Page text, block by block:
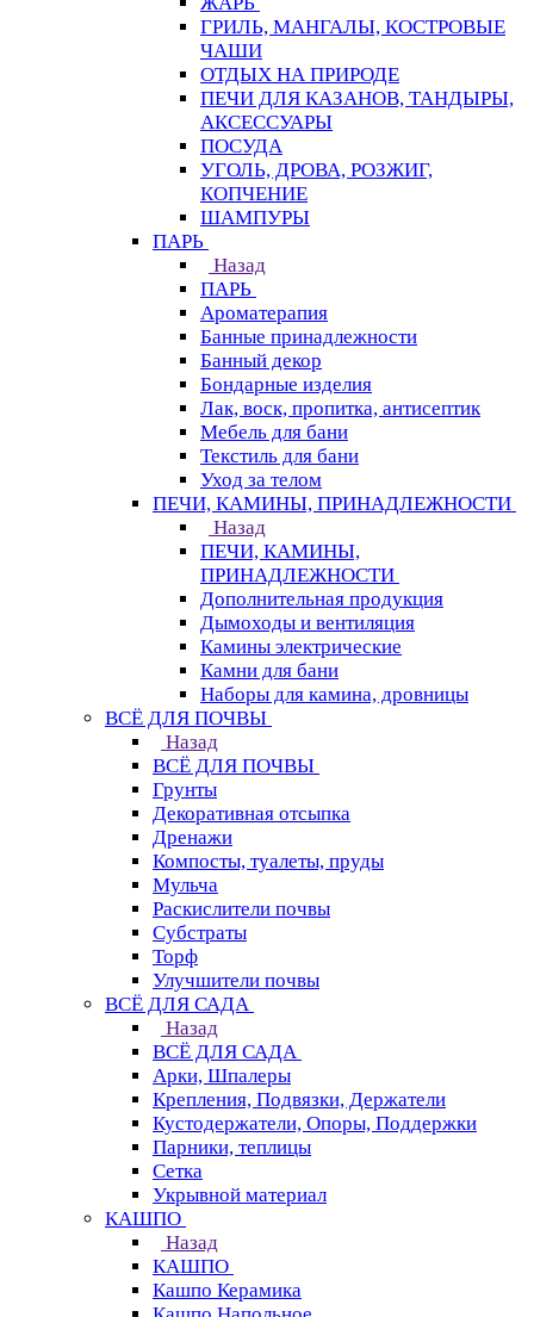
ГРИЛЬ, МАНГАЛЫ, КОСТРОВЫЕ
ЧАШИ
ОТДЫХ НА ПРИРОДЕ
ПЕЧИ ДЛЯ КАЗАНОВ, ТАНДЫРЫ,
АКСЕССУАРЫ
ПОСУДА
УГОЛЬ, ДРОВА, РОЗЖИГ,
КОПЧЕНИЕ
ШАМПУРЫ
ПАРЬ
Назад
ПАРЬ
Ароматерапия
Банные принадлежности
Банный декор
Бондарные изделия
Лак, воск, пропитка, антисептик
Мебель для бани
Текстиль для бани
Уход за телом
ПЕЧИ, КАМИНЫ, ПРИНАДЛЕЖНОСТИ
Назад
ПЕЧИ, КАМИНЫ,
ПРИНАДЛЕЖНОСТИ
Дополнительная продукция
Дымоходы и вентиляция
Камины электрические
Камни для бани
Наборы для камина, дровницы
ВСЁ ДЛЯ ПОЧВЫ
Назад
ВСЁ ДЛЯ ПОЧВЫ
Грунты
Декоративная отсыпка
Дренажи
Компосты, туалеты, пруды
Мульча
Раскислители почвы
Субстраты
Торф
Улучшители почвы
ВСЁ ДЛЯ САДА
Назад
ВСЁ ДЛЯ САДА
Арки, Шпалеры
Крепления, Подвязки, Держатели
Кустодержатели, Опоры, Поддержки
Парники, теплицы
Сетка
Укрывной материал
КАШПО
Назад
КАШПО
Кашпо Керамика